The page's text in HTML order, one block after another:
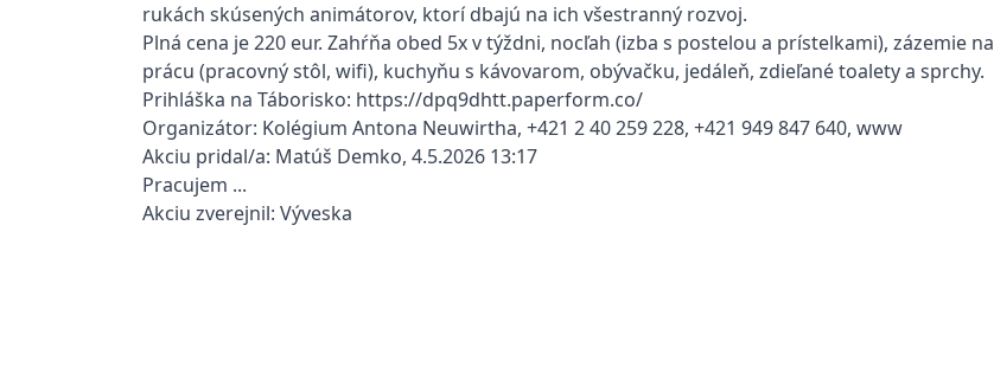
rukách skúsených animátorov, ktorí dbajú na ich všestranný rozvoj.
Plná cena je 220 eur. Zahŕňa obed 5x v týždni, nocľah (izba s postelou a prístelkami), zázemie na
prácu (pracovný stôl, wifi), kuchyňu s kávovarom, obývačku, jedáleň, zdieľané toalety a sprchy.
Prihláška na Táborisko: https://dpq9dhtt.paperform.co/
Organizátor: Kolégium Antona Neuwirtha, +421 2 40 259 228, +421 949 847 640, www
Akciu pridal/a: Matúš Demko, 4.5.2026 13:17
Pracujem ...
Akciu zverejnil: Výveska